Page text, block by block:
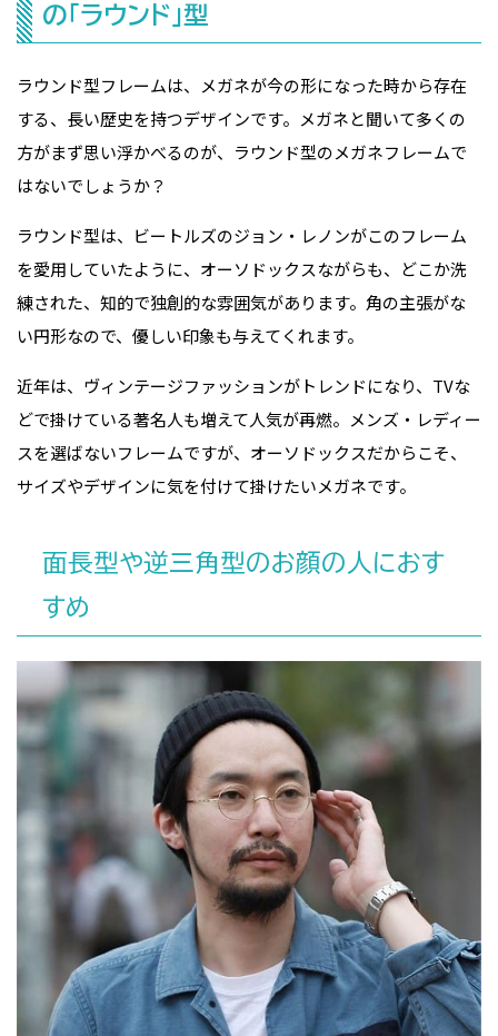
の「ラウンド」型
ラウンド型フレームは、メガネが今の形になった時から存在
する、長い歴史を持つデザインです。メガネと聞いて多くの
方がまず思い浮かべるのが、ラウンド型のメガネフレームで
はないでしょうか？
ラウンド型は、ビートルズのジョン・レノンがこのフレーム
を愛用していたように、オーソドックスながらも、どこか洗
練された、知的で独創的な雰囲気があります。角の主張がな
い円形なので、優しい印象も与えてくれます。
近年は、ヴィンテージファッションがトレンドになり、TVな
どで掛けている著名人も増えて人気が再燃。メンズ・レディー
スを選ばないフレームですが、オーソドックスだからこそ、
サイズやデザインに気を付けて掛けたいメガネです。
面長型や逆三角型のお顔の人におす
すめ